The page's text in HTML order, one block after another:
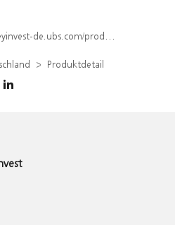
produkt/detail/index/isin/DE000WA8KLH5
Produktdetail